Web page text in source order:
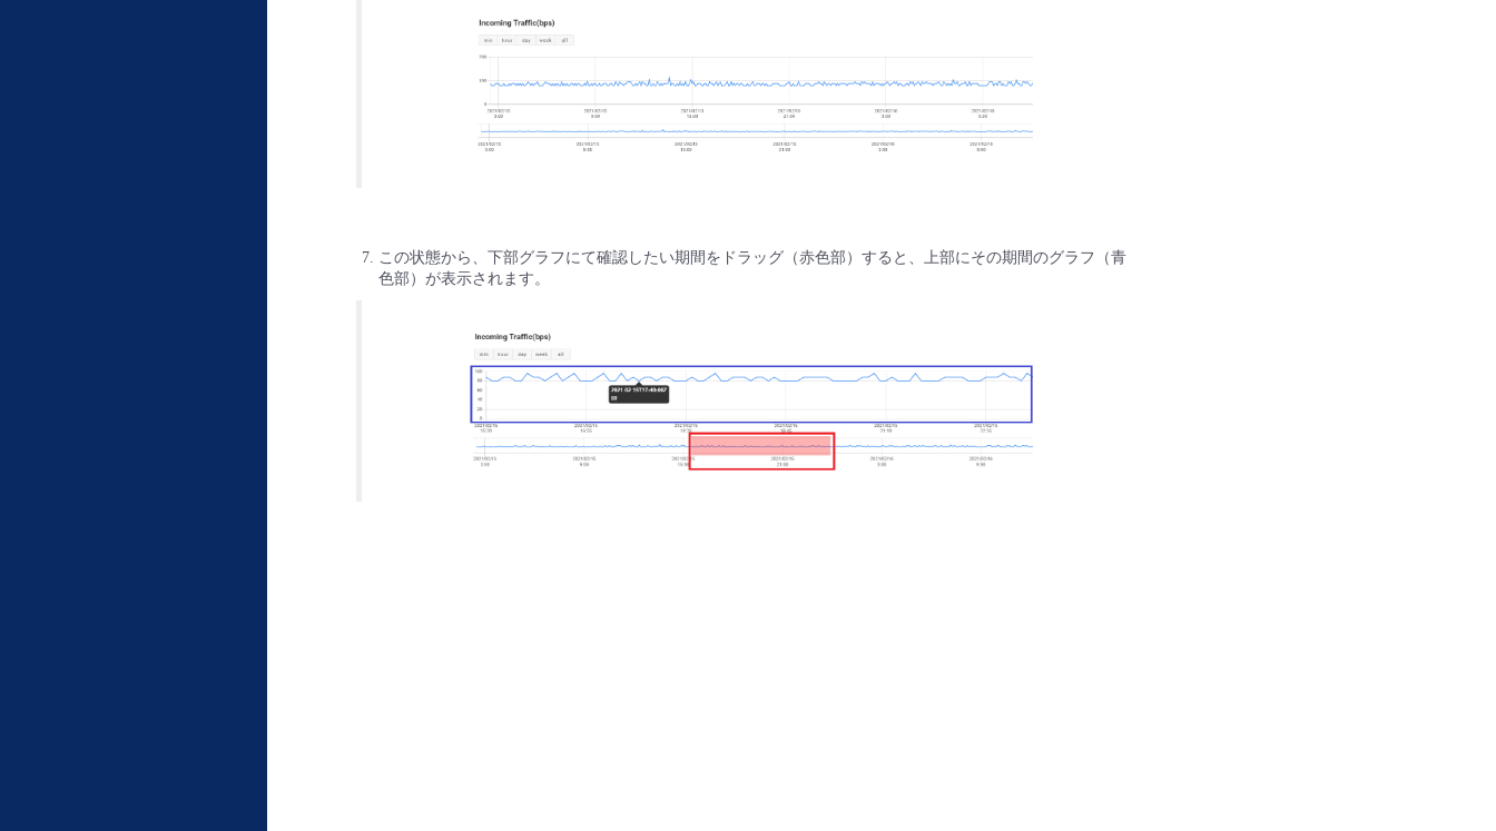
この状態から、下部グラフにて確認したい期間をドラッグ（赤色部）すると、上部にその期間のグラフ（青
色部）が表示されます。